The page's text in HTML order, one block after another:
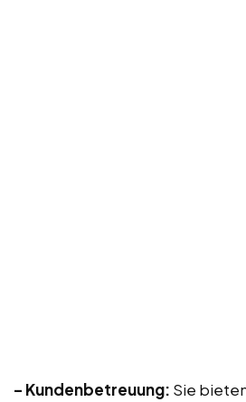
– Kundenbetreuung: Sie